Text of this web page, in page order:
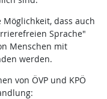
dass auch
Sprache"
Menschen mit
werden.
von ÖVP und KPÖ